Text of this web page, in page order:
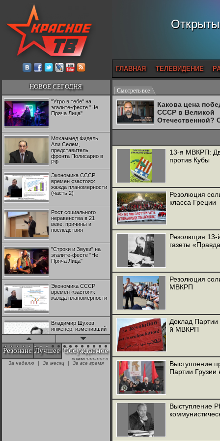
ГЛАВНАЯ ТЕЛЕВИДЕНИЕ
НОВОЕ СЕГОДНЯ
"Утро в тебе" на
эгалите-фесте "Не
Пряча Лица"
Мохаммед Фидель
Али Селем,
представитель
фронта Полисарио в
РФ
Экономика СССР
времен «застоя»:
жажда планомерности
(часть 2)
Рост социального
неравенства в 21
веке: причины и
последствия
"Строки и Звуки" на
эгалите-фесте "Не
Пряча Лица"
Экономика СССР
времен «застоя»:
жажда планомерности
Владимир Шухов:
инженер, изменивший
мир
"Аркадий Коц" на
эгалите-фесте "Не
Резонанс Лучшее Обсуждаемое
комментариев:
За неделю
| За месяц | За все время
Смотреть все
Какова цена
СССР в Великой
Отечественной?
Двуреченский о
13-я МВКРП:
против Кубы
Резолюция
класса Греции
Резолюция 13-
газеты
Резолюция
МВКРП
Доклад
й МВКРП
Выступление
Партии
Выступление